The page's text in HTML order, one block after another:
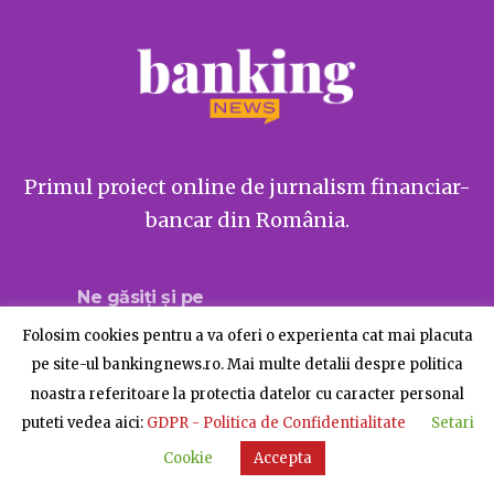
Primul proiect online de jurnalism financiar-
bancar din România.
Ne găsiți și pe
© BankingNews - Toate drepturile rezervate
Despre BankingNews Contact Publicitate
Folosim cookies pentru a va oferi o experienta cat mai placuta
pe site-ul bankingnews.ro. Mai multe detalii despre politica
noastra referitoare la protectia datelor cu caracter personal
puteti vedea aici: GDPR - Politica de Confidentialitate
Setari
Cookie
Accepta